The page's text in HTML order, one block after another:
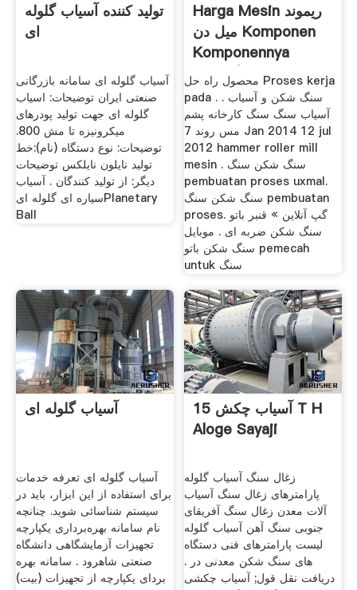
تولید کننده آسیاب گلوله
ای
آسیاب گلوله ای سامانه بازرگانی
صنعتی ایران توضیحات: اسیاب
گلوله ای جهت تولید پودرهای
میکرونیزه تا مش 800.
توضیحات: نوع دستگاه (نام):خط
تولید نایلون نایلکس توضیحات
دیگر: از تولید کنندگان . آسیاب
سیاره ای گلوله ایPlanetary
Ball
Harga Mesin ریموند
میل دن Komponen
Komponennya
دستگاه های
محصول راه حل Proses kerja
pada . . سنگ شکن و آسیاب
آسیاب سنگ سنگ کارخانه پشم
مس روند 7 Jan 2014 12 jul
2012 hammer roller mill
mesin . سنگ شکن سنگ
pembuatan proses uxmal.
سنگ شکن سنگ pembuatan
proses. گپ آنلاین » قنبر باتو
سنگ شکن ضربه ای . موبایل
سنگ شکن باتو pemecah
untuk سنگ
آسیاب گلوله ای
آسیاب گلوله ای تعرفه خدمات
برای استفاده از این ابزار، باید در
سیستم شناسائی شوید. چنانچه
نام سامانه بهره‌برداری یکپارچه
تجهیزات آزمایشگاهی دانشگاه
صنعتی شاهرود . سامانه بهره
بردای يکپارچه از تجهيزات (بيت)
آسیاب چکش 15 T H
Aloge Sayaji
زغال سنگ آسیاب گلوله
پارامترهای زغال سنگ آسیاب
آلات معدن زغال سنگ آفریقای
جنوبی سنگ آهن آسیاب گلوله
لیست پارامترهای فنی دستگاه
های سنگ شکن معدنی در .
دریافت نقل قول; آسیاب چکشی